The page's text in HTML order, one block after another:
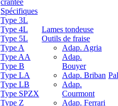
crantée
Spécifiques
Type 3L
Type 4L
Type 5L
Type A
Type AA
Type B
Type LA
Type LB
Type SPZX
Type Z
Lames tondeuse
Outils de fraise
Adap. Agria
Adap.
Bouyer
Adap. Briban
Adap.
Courmont
Adap. Ferrari